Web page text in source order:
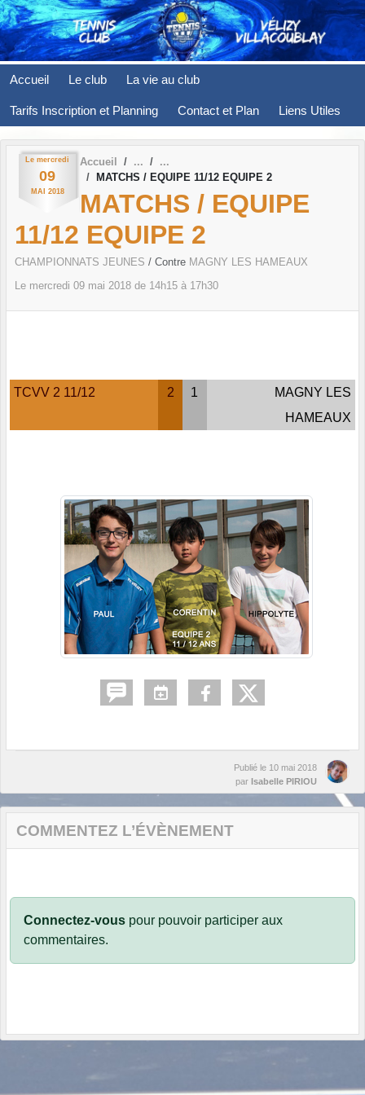
Accueil Le club La vie au club
Tarifs Inscription et Planning Contact et Plan Liens Utiles
Le mercredi
09
MAI 2018
Accueil
MATCHS / EQUIPE 11/12 EQUIPE 2
MATCHS / EQUIPE
11/12 EQUIPE 2
CHAMPIONNATS JEUNES / Contre MAGNY LES HAMEAUX
Le mercredi 09 mai 2018 de 14h15 à 17h30
TCVV 2 11/12 2 1
MAGNY LES
HAMEAUX
Publié le 10 mai 2018
par Isabelle PIRIOU
COMMENTEZ L’ÉVÈNEMENT
Connectez-vous pour pouvoir participer aux
commentaires.
Panneau de gestion des cookies